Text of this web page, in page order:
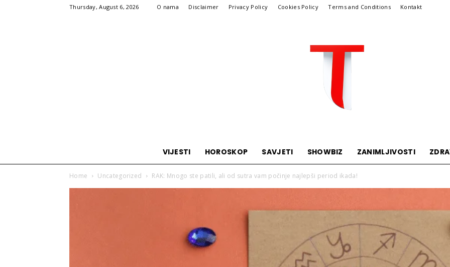
Thursday, August 6, 2026 O nama Disclaimer Privacy Policy Cookies Policy Terms and Conditions Kontakt
Telegraf
Portal
VIJESTI HOROSKOP SAVJETI SHOWBIZ ZANIMLJIVOSTI
Home Uncategorized RAK: Mnogo ste patili, ali od sutra vam počinje najlepši period ikada!